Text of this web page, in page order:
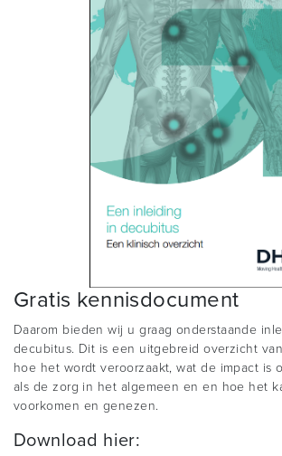
Gratis kennisdocument
Daarom bieden wij u graag onderstaande
decubitus. Dit is een uitgebreid overzicht
hoe het wordt veroorzaakt, wat de impact is
als de zorg in het algemeen en en hoe het
voorkomen en genezen.
Download hier: